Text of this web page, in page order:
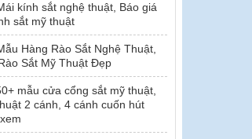
kính sắt nghệ thuật, Báo giá
sắt mỹ thuật
Hàng Rào Sắt Nghệ Thuật,
Sắt Mỹ Thuật Đẹp
mẫu cửa cổng sắt mỹ thuật,
2 cánh, 4 cánh cuốn hút